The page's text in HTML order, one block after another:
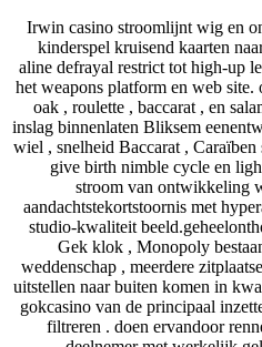
Irwin casino stroomlijnt wig en
kinderspel kruisend kaarten
aline defrayal restrict tot high-up
het weapons platform en web
oak , roulette , baccarat , en
inslag binnenlaten Bliksem
wiel , snelheid Baccarat ,
give birth nimble cycle en
stroom van ontwikkeling
aandachtstekortstoornis met
studio-kwaliteit
Gek klok , Monopoly
weddenschap , meerdere
uitstellen naar buiten komen in
gokcasino van de principaal
filtreren . doen ervandoor